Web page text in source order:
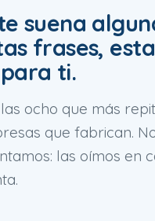
suena
frases,
ti.
ocho que más
que fabrican.
las oímos en